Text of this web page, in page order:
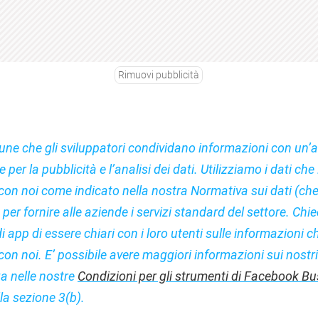
Rimuovi pubblicità
che gli sviluppatori condividano informazioni con
per la pubblicità e l’analisi dei dati. Utilizziamo i dati che
noi come indicato nella nostra Normativa sui dati
per fornire alle aziende i servizi standard del settore.
app di essere chiari con i loro utenti sulle informazioni
noi. E’ possibile avere maggiori informazioni sui
nelle nostre Condizioni per gli strumenti di Facebook
sezione 3(b).